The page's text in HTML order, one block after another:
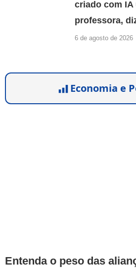
criado com IA
professora,
6 de agosto de 2026
Economia e
Entenda o peso das